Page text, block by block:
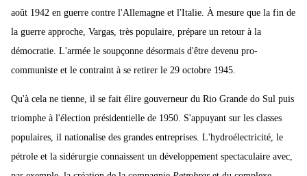
août 1942 en guerre contre l'Allemagne et l'Italie. À mesure que la fin de
la guerre approche, Vargas, très populaire, prépare un retour à la
démocratie. L'armée le soupçonne désormais d'être devenu pro-
communiste et le contraint à se retirer le 29 octobre 1945.
Qu'à cela ne tienne, il se fait élire gouverneur du Rio Grande do Sul puis
triomphe à l'élection présidentielle de 1950. S'appuyant sur les classes
populaires, il nationalise des grandes entreprises. L'hydroélectricité, le
pétrole et la sidérurgie connaissent un développement spectaculaire avec,